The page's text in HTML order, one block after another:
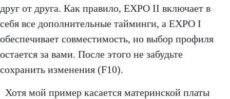
друг от друга. Как правило, EXPO II включает в
себя все дополнительные тайминги, а EXPO I
обеспечивает совместимость, но выбор профиля
остается за вами. После этого не забудьте
сохранить изменения (F10).
Хотя мой пример касается материнской платы